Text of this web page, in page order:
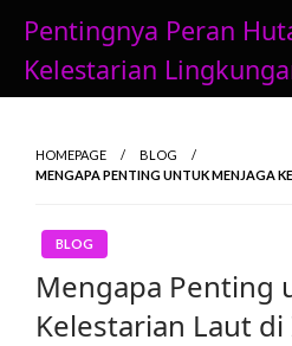
content
Pentingnya Peran
Kelestarian
HOMEPAGE
BLOG
MENGAPA PENTING UNTUK MENJAGA
BLOG
Mengapa Penting
Kelestarian Laut